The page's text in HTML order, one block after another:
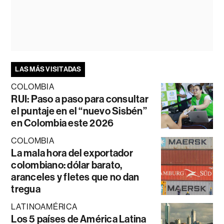
LAS MÁS VISITADAS
COLOMBIA
RUI: Paso a paso para consultar
el puntaje en el “nuevo Sisbén”
en Colombia este 2026
COLOMBIA
La mala hora del exportador
colombiano: dólar barato,
aranceles y fletes que no dan
tregua
LATINOAMÉRICA
Los 5 países de América Latina